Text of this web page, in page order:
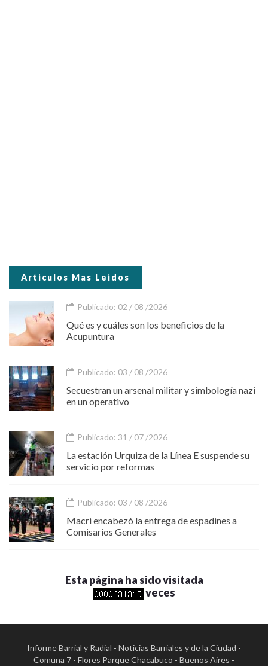
Articulos Mas Leidos
Publicado: 02 / 08 /2026
Qué es y cuáles son los beneficios de la
Acupuntura
Publicado: 03 / 08 /2026
Secuestran un arsenal militar y simbología nazi
en un operativo
Publicado: 31 / 07 /2026
La estación Urquiza de la Línea E suspende su
servicio por reformas
Publicado: 03 / 08 /2026
Macri encabezó la entrega de espadines a
Comisarios Generales
Esta página ha sido visitada
veces
Informe Barrial y Radial - Noticias Barriales y de la Ciudad -
Comuna 7 - Flores Parque Chacabuco - Buenos Aires -